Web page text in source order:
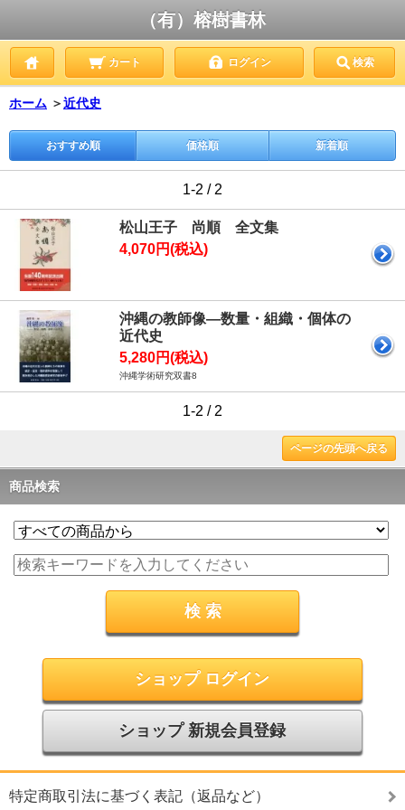
（有）榕樹書林
カート ログイン 検索
ホーム ＞近代史
おすすめ順 価格順 新着順
1-2 / 2
松山王子 尚順 全文集
4,070円(税込)
沖縄の教師像―数量・組織・個体の
近代史
5,280円(税込)
沖縄学術研究双書8
1-2 / 2
ページの先頭へ戻る
商品検索
ショップ ログイン
ショップ 新規会員登録
特定商取引法に基づく表記（返品など）